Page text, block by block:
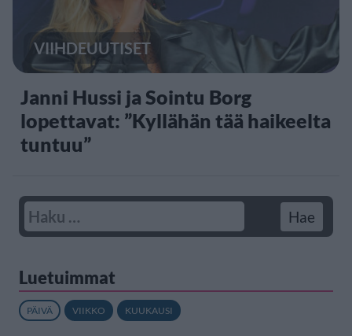
VIIHDEUUTISET
Janni Hussi ja Sointu Borg
lopettavat: ”Kyllähän tää haikeelta
tuntuu”
Luetuimmat
PÄIVÄ VIIKKO KUUKAUSI